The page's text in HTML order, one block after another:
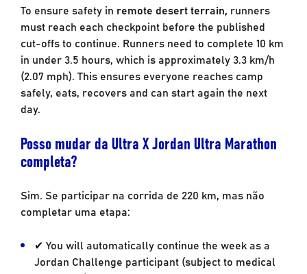
To ensure safety in remote desert terrain, runners
must reach each checkpoint before the published
cut-offs to continue. Runners need to complete 10 km
in under 3.5 hours, which is approximately 3.3 km/h
(2.07 mph). This ensures everyone reaches camp
safely, eats, recovers and can start again the next
day.
Posso mudar da Ultra X Jordan Ultra Marathon
completa?
Sim. Se participar na corrida de 220 km, mas não
completar uma etapa:
✔ You will automatically continue the week as a
Jordan Challenge participant (subject to medical